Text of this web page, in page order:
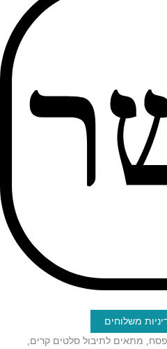
משלוחים
מתאים לתיבול סלטים קרים,